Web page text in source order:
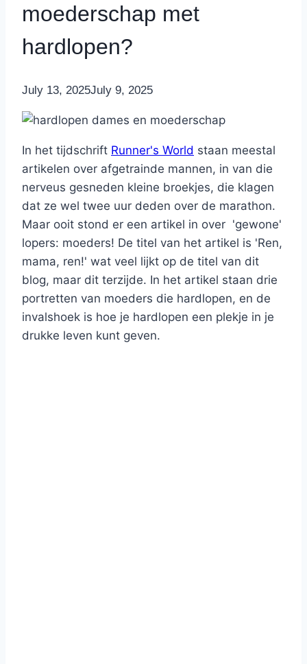
moederschap met
hardlopen?
By Nicole
July 13, 2025July 9, 2025
In het tijdschrift Runner's World staan meestal
artikelen over afgetrainde mannen, in van die
nerveus gesneden kleine broekjes, die klagen
dat ze wel twee uur deden over de marathon.
Maar ooit stond er een artikel in over 'gewone'
lopers: moeders! De titel van het artikel is 'Ren,
mama, ren!' wat veel lijkt op de titel van dit
blog, maar dit terzijde. In het artikel staan drie
portretten van moeders die hardlopen, en de
invalshoek is hoe je hardlopen een plekje in je
drukke leven kunt geven.